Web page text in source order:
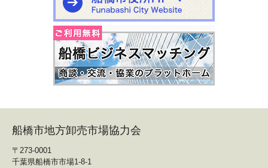
船橋市地方卸売市場協力会
〒273-0001
千葉県船橋市市場1-8-1